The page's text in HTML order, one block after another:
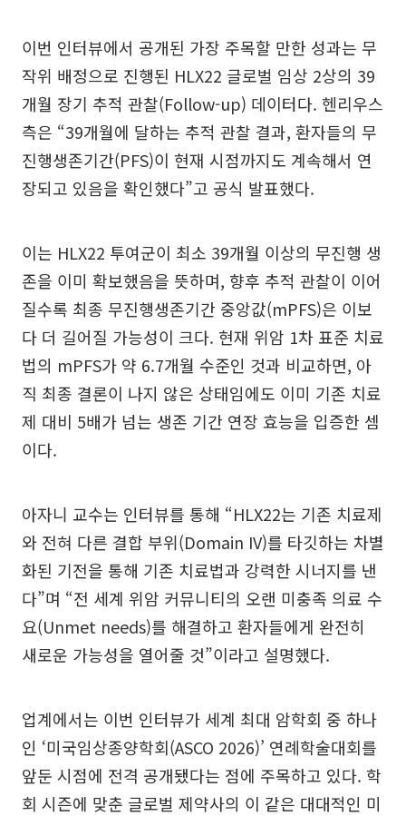
이번 인터뷰에서 공개된 가장 주목할 만한 성과는 무
작위 배정으로 진행된 HLX22 글로벌 임상 2상의 39
개월 장기 추적 관찰(Follow-up) 데이터다. 헨리우스
측은 “39개월에 달하는 추적 관찰 결과, 환자들의 무
진행생존기간(PFS)이 현재 시점까지도 계속해서 연
장되고 있음을 확인했다”고 공식 발표했다.
이는 HLX22 투여군이 최소 39개월 이상의 무진행 생
존을 이미 확보했음을 뜻하며, 향후 추적 관찰이 이어
질수록 최종 무진행생존기간 중앙값(mPFS)은 이보
다 더 길어질 가능성이 크다. 현재 위암 1차 표준 치료
법의 mPFS가 약 6.7개월 수준인 것과 비교하면, 아
직 최종 결론이 나지 않은 상태임에도 이미 기존 치료
제 대비 5배가 넘는 생존 기간 연장 효능을 입증한 셈
이다.
아자니 교수는 인터뷰를 통해 “HLX22는 기존 치료제
와 전혀 다른 결합 부위(Domain IV)를 타깃하는 차별
화된 기전을 통해 기존 치료법과 강력한 시너지를 낸
다”며 “전 세계 위암 커뮤니티의 오랜 미충족 의료 수
요(Unmet needs)를 해결하고 환자들에게 완전히
새로운 가능성을 열어줄 것”이라고 설명했다.
업계에서는 이번 인터뷰가 세계 최대 암학회 중 하나
인 ‘미국임상종양학회(ASCO 2026)’ 연례학술대회를
앞둔 시점에 전격 공개됐다는 점에 주목하고 있다. 학
회 시즌에 맞춘 글로벌 제약사의 이 같은 대대적인 미